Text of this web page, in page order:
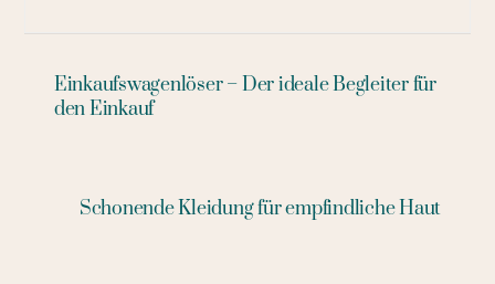
Einkaufswagenlöser – Der ideale Begleiter für
den Einkauf
Schonende Kleidung für empfindliche Haut